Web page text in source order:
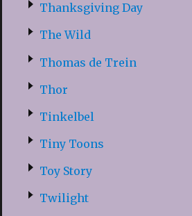
Thanksgiving Day
The Wild
Thomas de Trein
Thor
Tinkelbel
Tiny Toons
Toy Story
Twilight